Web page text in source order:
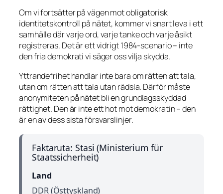
Om vi fortsätter på vägen mot obligatorisk
identitetskontroll på nätet, kommer vi snart leva i ett
samhälle där varje ord, varje tanke och varje åsikt
registreras. Det är ett vidrigt 1984-scenario – inte
den fria demokrati vi säger oss vilja skydda.
Yttrandefrihet handlar inte bara om rätten att tala,
utan om rätten att tala utan rädsla. Därför måste
anonymiteten på nätet bli en grundlagsskyddad
rättighet. Den är inte ett hot mot demokratin – den
är en av dess sista försvarslinjer.
Faktaruta: Stasi (Ministerium für
Staatssicherheit)
Land
DDR (Östtyskland)